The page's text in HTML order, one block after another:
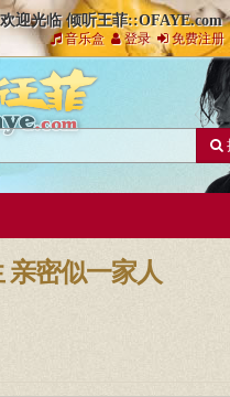
欢迎光临 倾听王菲::OFAYE.com
音乐盒 登录 免费注册
亲密似一家人